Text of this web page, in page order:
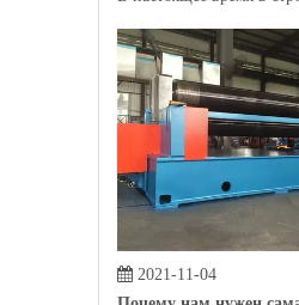
Машина изгиба профиля